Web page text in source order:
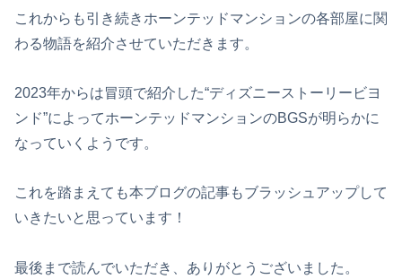
これからも引き続きホーンテッドマンションの各部屋に関
わる物語を紹介させていただきます。
2023年からは冒頭で紹介した“ディズニーストーリービヨ
ンド”によってホーンテッドマンションのBGSが明らかに
なっていくようです。
これを踏まえても本ブログの記事もブラッシュアップして
いきたいと思っています！
最後まで読んでいただき、ありがとうございました。